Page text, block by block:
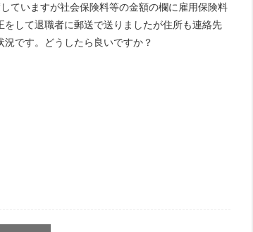
ていますが社会保険料等の金額の欄に雇用保険料
して退職者に郵送で送りましたが住所も連絡先
です。どうしたら良いですか？
次へ